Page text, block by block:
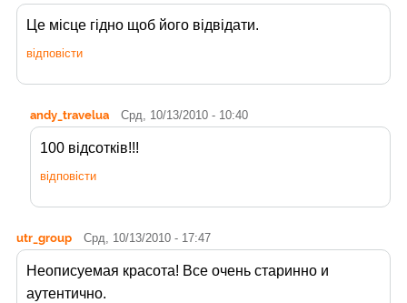
Це місце гідно щоб його відвідати.
відповісти
andy_travelua Срд, 10/13/2010 - 10:40
100 відсотків!!!
відповісти
utr_group Срд, 10/13/2010 - 17:47
Неописуемая красота! Все очень старинно и
аутентично.